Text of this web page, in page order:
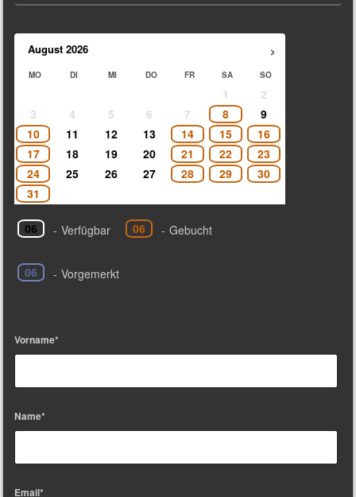
›
August 2026
MO DI MI DO FR SA SO
1
2
3
4 5 6 7 8
9
10
11 12 13 14 15
16
17
18 19 20 21 22
23
24
25 26 27 28 29
30
31
06 - Verfügbar 06 - Gebucht
06 - Vorgemerkt
Vorname*
Name*
Email*